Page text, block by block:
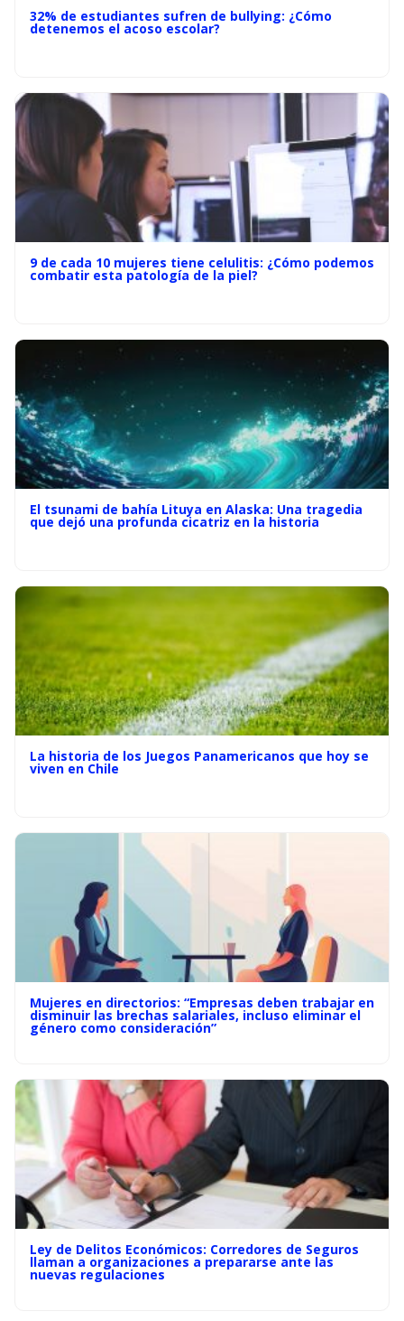
32% de estudiantes sufren de bullying: ¿Cómo
detenemos el acoso escolar?
9 de cada 10 mujeres tiene celulitis: ¿Cómo podemos
combatir esta patología de la piel?
El tsunami de bahía Lituya en Alaska: Una tragedia
que dejó una profunda cicatriz en la historia
La historia de los Juegos Panamericanos que hoy se
viven en Chile
Mujeres en directorios: “Empresas deben trabajar en
disminuir las brechas salariales, incluso eliminar el
género como consideración”
Ley de Delitos Económicos: Corredores de Seguros
llaman a organizaciones a prepararse ante las
nuevas regulaciones